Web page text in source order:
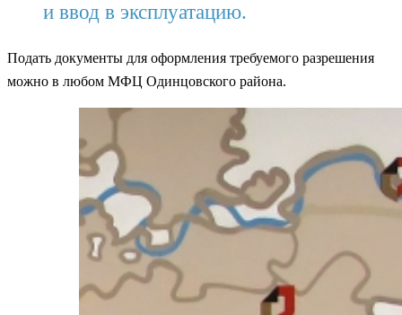
и ввод в эксплуатацию.
Подать документы для оформления требуемого разрешения
можно в любом МФЦ Одинцовского района.